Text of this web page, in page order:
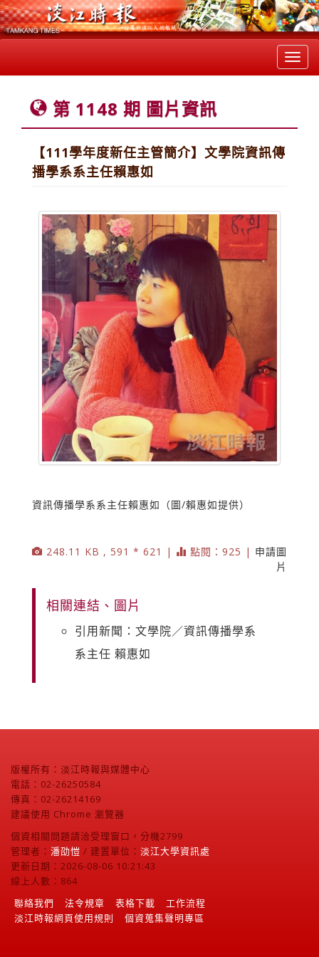
第 1148 期 圖片資訊
【111學年度新任主管簡介】文學院資訊傳
播學系系主任賴惠如
資訊傳播學系系主任賴惠如（圖/賴惠如提供）
248.11 KB , 591 * 621 | 點閱：925 | 申請圖
片
相關連結、圖片
引用新聞：文學院／資訊傳播學系
系主任 賴惠如
版權所有：淡江時報與媒體中心
電話：02-26250584
傳真：02-26214169
建議使用 Chrome 瀏覽器
個資相關問題請洽受理窗口，分機2799
管理者： 潘劭愷 / 建置單位： 淡江大學資訊處
更新日期：2026-08-06 10:21:43
線上人數：864
聯絡我們
法令規章 表格下載
工作流程
淡江時報網頁使用規則
個資蒐集聲明專區